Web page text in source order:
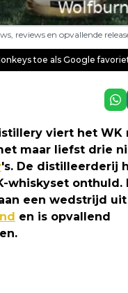
reviews en opvallende
toe als Google
viert het WK
maar liefst drie
's. De distilleerderij
whiskyset onthuld.
een wedstrijd
en is opvallend